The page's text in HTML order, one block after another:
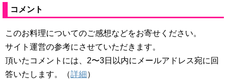
コメント
このお料理についてのご感想などをお寄せください。
サイト運営の参考にさせていただきます。
頂いたコメントには、2〜3日以内にメールアドレス宛に回
答いたします。（詳細）